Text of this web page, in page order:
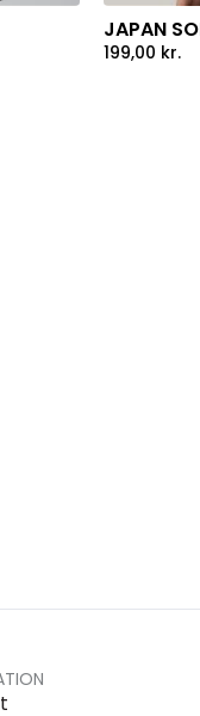
JAPAN
199,00 kr.